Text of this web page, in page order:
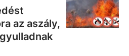
az aszály,